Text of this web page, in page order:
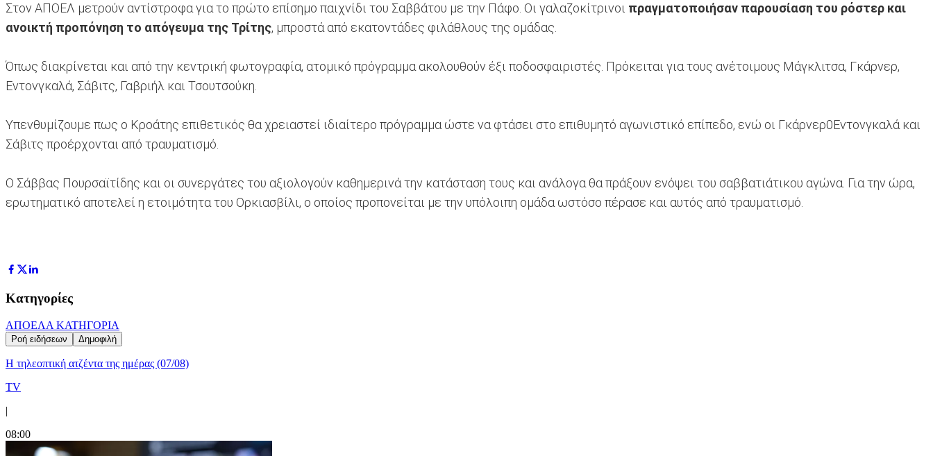
Στον ΑΠΟΕΛ μετρούν αντίστροφα για το πρώτο επίσημο παιχνίδι του Σαββάτου με την Πάφο. Οι γαλαζοκίτρινοι πραγματοποιήσαν παρουσίαση του ρόστερ και
ανοικτή προπόνηση το απόγευμα της Τρίτης, μπροστά από εκατοντάδες φιλάθλους της ομάδας.
Όπως διακρίνεται και από την κεντρική φωτογραφία, ατομικό πρόγραμμα ακολουθούν έξι ποδοσφαιριστές. Πρόκειται για τους ανέτοιμους Μάγκλιτσα, Γκάρνερ,
Εντονγκαλά, Σάβιτς, Γαβριήλ και Τσουτσούκη.
Υπενθυμίζουμε πως ο Κροάτης επιθετικός θα χρειαστεί ιδιαίτερο πρόγραμμα ώστε να φτάσει στο επιθυμητό αγωνιστικό επίπεδο, ενώ οι Γκάρνερ0Εντονγκαλά και
Σάβιτς προέρχονται από τραυματισμό.
Ο Σάββας Πουρσαϊτίδης και οι συνεργάτες του αξιολογούν καθημερινά την κατάσταση τους και ανάλογα θα πράξουν ενόψει του σαββατιάτικου αγώνα. Για την ώρα,
ερωτηματικό αποτελεί η ετοιμότητα του Ορκιασβίλι, ο οποίος προπονείται με την υπόλοιπη ομάδα ωστόσο πέρασε και αυτός από τραυματισμό.
Κατηγορίες
ΑΠΟΕΛΑ ΚΑΤΗΓΟΡΙΑ
Ροή ειδήσεων Δημοφιλή
Η τηλεοπτική ατζέντα της ημέρας (07/08)
TV
|
08:00